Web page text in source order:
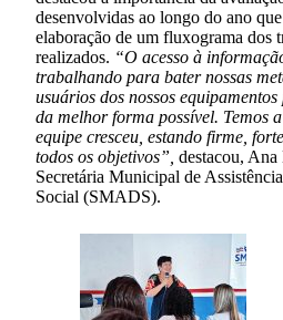
desenvolvidas ao longo do ano que
elaboração de um fluxograma dos
realizados. “O acesso à
trabalhando para bater nossas
usuários dos nossos
da melhor forma possível. Temos
equipe cresceu, estando firme,
todos os objetivos”, destacou,
Secretária Municipal de
Social (SMADS).